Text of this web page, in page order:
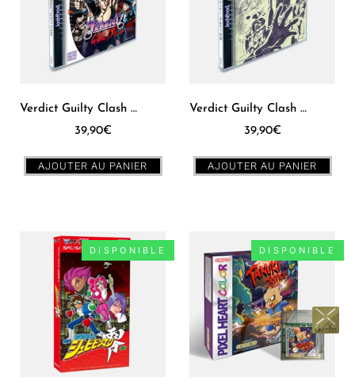
Verdict Guilty Clash Dreamcast [US]
39,90€
AJOUTER AU PANIER
Verdict Guilty Clash Dreamcast [JPN]
39,90€
AJOUTER AU PANIER
DISPONIBLE DISPONIBLE